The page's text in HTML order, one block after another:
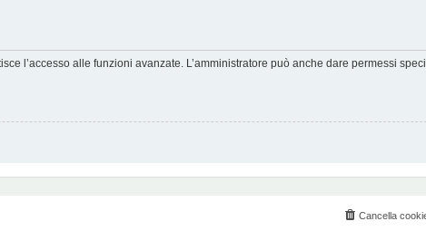
l’accesso alle funzioni avanzate. L’amministratore può anche dare permessi
Cancella